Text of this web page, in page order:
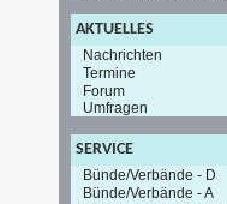
AKTUELLES
Nachrichten
Termine
Forum
Umfragen
SERVICE
Bünde/Verbände - D
Bünde/Verbände - A